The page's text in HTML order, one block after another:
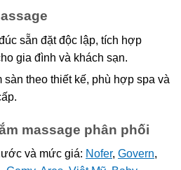
sẵn đặt độc lập, tích hợp
gia đình và khách sạn.
sàn theo thiết kế, phù hợp spa và
massage phân phối
và mức giá: Nofer, Govern,